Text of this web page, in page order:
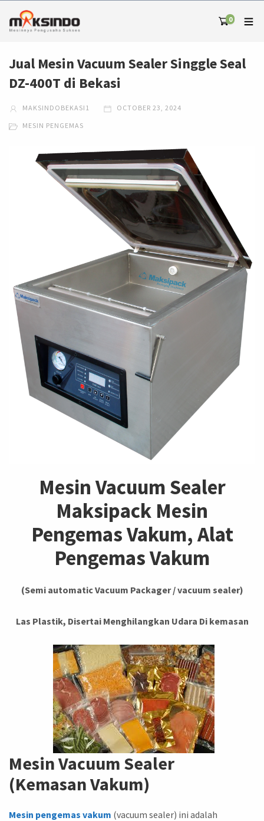
0
Jual Mesin Vacuum Sealer Singgle Seal
DZ-400T di Bekasi
MAKSINDOBEKASI1 OCTOBER 23, 2024
MESIN PENGEMAS
Mesin Vacuum Sealer
Maksipack Mesin
Pengemas Vakum, Alat
Pengemas Vakum
(Semi automatic Vacuum Packager / vacuum sealer)
Las Plastik, Disertai Menghilangkan Udara Di kemasan
Mesin Vacuum Sealer
(Kemasan Vakum)
Mesin pengemas vakum (vacuum sealer) ini adalah